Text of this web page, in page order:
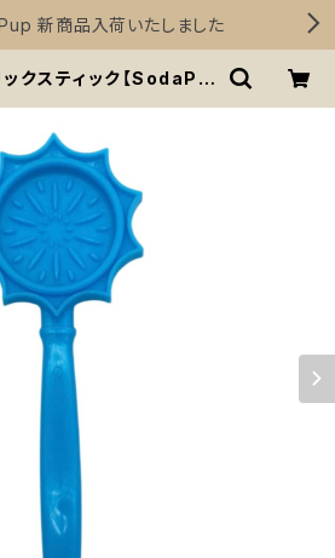
新商品入荷いたしました
ックスティック【SodaPu
Lick Stick | Sirius
Essentials